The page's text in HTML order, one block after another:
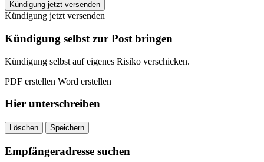
Jappy
kündigen
quantity
Kündigung jetzt versenden
Kündigung jetzt versenden
Kündigung selbst zur Post bringen
Kündigung selbst auf eigenes Risiko verschicken.
PDF erstellen Word erstellen
Hier unterschreiben
Löschen Speichern
Empfängeradresse suchen